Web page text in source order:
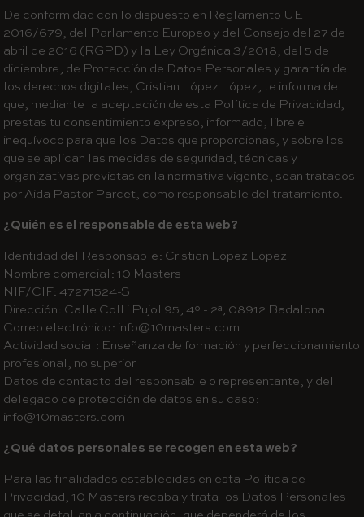
De conformidad con lo dispuesto en Reglamento UE
2016/679, del Parlamento Europeo y del Consejo del 27 de
abril de 2016 (RGPD) y la Ley Orgánica 3/2018, del 5 de
diciembre, de Protección de Datos Personales y garantía de
los derechos digitales, Cristian López López, te informa de
que, mediante la aceptación de esta Política de Privacidad,
prestas tu consentimiento expreso, informado, libre e
inequívoco para que los Datos que proporcionas, y sobre los
que se aplican las medidas de seguridad, técnicas y
organizativas previstas en la normativa vigente, sean tratados
por Aida Pastor Parcet, como responsable del tratamiento.
¿Quién es el responsable de esta web?
Identidad del Responsable: Cristian López López
Nombre comercial: 10 Masters
NIF/CIF: 47271524-S
Dirección: Calle Coll i Pujol 95, 4º - 2ª, 08912 Badalona
Correo electrónico: info@10masters.com
Actividad social: Enseñanza de formación y perfeccionamiento
profesional, no superior
Datos de contacto del responsable o representante, y del
delegado de protección de datos en su caso:
info@10masters.com
¿Qué datos personales se recogen en esta web?
Para las finalidades establecidas en esta Política de
Privacidad, 10 Masters recaba y trata los Datos Personales